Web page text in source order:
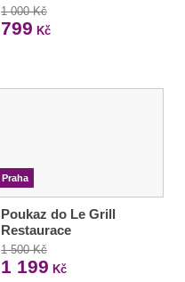
1 000 Kč
799 Kč
Praha
Poukaz do Le Grill
Restaurace
1 500 Kč
1 199 Kč